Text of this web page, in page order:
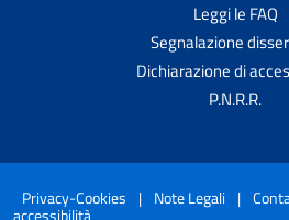
Leggi le FAQ
Segnalazione
Dichiarazione di
P.N.R.R.
Privacy-Cookies | Note Legali |